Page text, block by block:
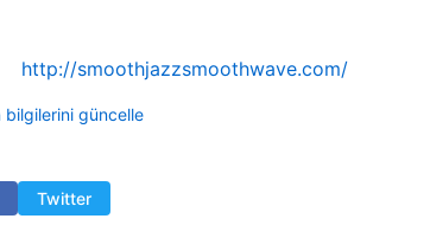
http://smoothjazzsmoothwave.com/
bilgilerini güncelle
Twitter